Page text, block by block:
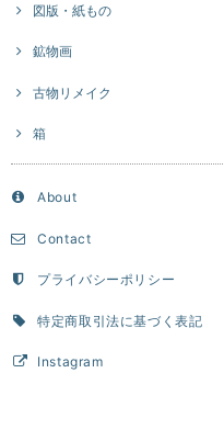
図版・紙もの
鉱物画
古物リメイク
箱
About
Contact
プライバシーポリシー
特定商取引法に基づく表記
Instagram